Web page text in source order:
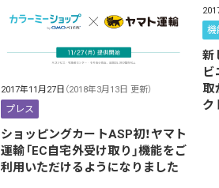
2017年11月27日 （2018年3月13日 更新）
プレス
ショッピングカートASP初！ヤマト
運輸「EC自宅外受け取り」機能をご
利用いただけるようになりました
機
新
ビ
取
ク